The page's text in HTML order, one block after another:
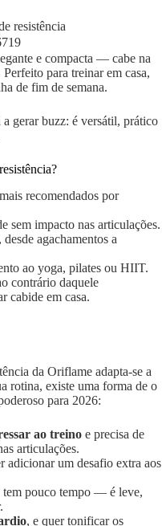
e compacta — cabe na
para treinar em casa,
de fim de semana.
a gerar buzz: é versátil, prático
recomendados por
sem impacto nas articulações.
agachamentos a
ao yoga, pilates ou HIIT.
contrário daquele
cabide em casa.
da Oriflame adapta-se a
rotina, existe uma forma de o
para 2026:
ao treino e precisa de
articulações.
adicionar um desafio extra aos
tem pouco tempo — é leve,
, e quer tonificar os